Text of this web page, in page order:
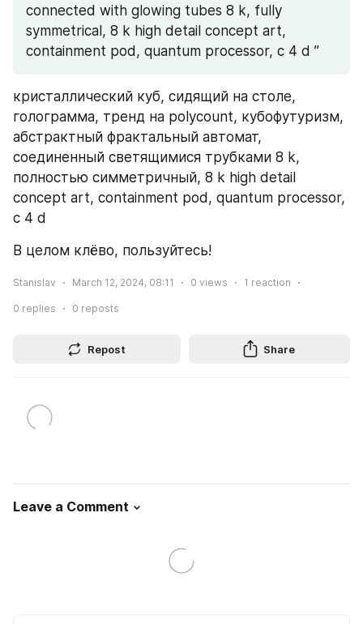
connected with glowing tubes 8 k, fully
symmetrical, 8 k high detail concept art,
containment pod, quantum processor, c 4 d ”
кристаллический куб, сидящий на столе,
голограмма, тренд на polycount, кубофутуризм,
абстрактный фрактальный автомат,
соединенный светящимися трубками 8 k,
полностью симметричный, 8 k high detail
concept art, containment pod, quantum processor,
c 4 d
В целом клёво, пользуйтесь!
Stanislav March 12, 2024, 08:11 0 views 1 reaction
0 replies 0 reposts
Repost Share
Leave a Comment